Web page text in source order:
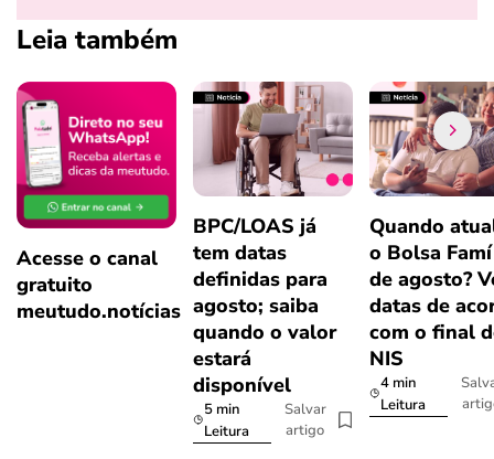
Leia também
Acesse o canal
gratuito
meutudo.notícias
BPC/LOAS já
tem datas
definidas para
agosto; saiba
quando o valor
estará
disponível
5 min
Leitura
Salvar
artigo
Quando
o Bolsa
de agosto?
datas de
com o final
NIS
4 min
Leitura